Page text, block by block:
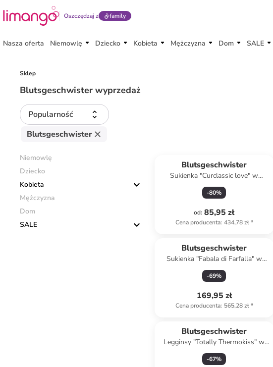
Oszczędzaj z family
Nasza oferta Niemowlę Dziecko Kobieta Mężczyzna Dom SALE
Sklep
Blutsgeschwister wyprzedaż
Popularność
Blutsgeschwister
Niemowlę
Dziecko
Kobieta
Mężczyzna
Dom
SALE
Blutsgeschwister
Sukienka "Curclassic love" w
kolorze niebiesko-różowym
-80%
od: 85,95 zł
Cena producenta: 434,78 zł*
Blutsgeschwister
Sukienka "Fabala di Farfalla" w
kolorze zielonym
-69%
169,95 zł
Cena producenta: 565,28 zł*
Blutsgeschwister
Legginsy "Totally Thermokiss" w
kolorze zielonym
-67%